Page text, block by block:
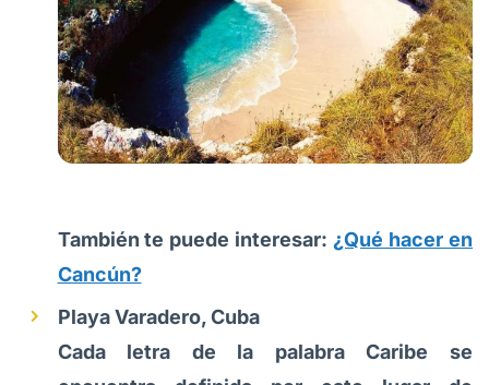
También te puede interesar: ¿Qué hacer en
Cancún?
Playa Varadero, Cuba
Cada letra de la palabra Caribe se